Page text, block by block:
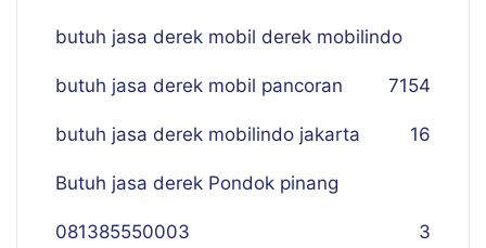
butuh jasa derek mobil derek mobilindo
154
butuh jasa derek mobil pancoran 7
butuh jasa derek mobilindo jakarta 16
Butuh jasa derek Pondok pinang
081385550003 3